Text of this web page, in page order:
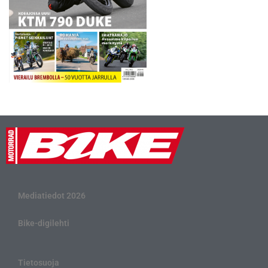
Mediatiedot 2026
Bike-digilehti
Tietosuoja